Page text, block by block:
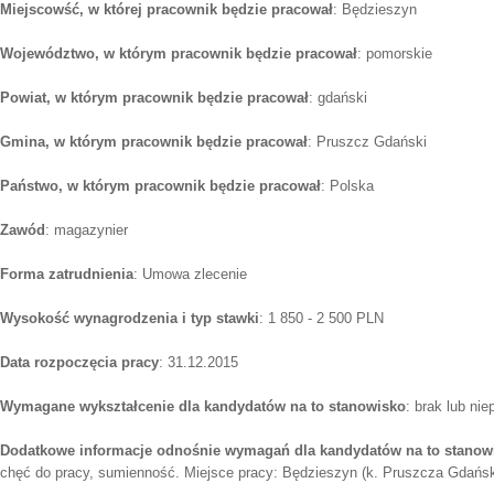
Miejscowść, w której pracownik będzie pracował: Będzieszyn
Województwo, w którym pracownik będzie pracował: pomorskie
Powiat, w którym pracownik będzie pracował: gdański
Gmina, w którym pracownik będzie pracował: Pruszcz Gdański
Państwo, w którym pracownik będzie pracował: Polska
Zawód : magazynier
Forma zatrudnienia: Umowa zlecenie
Wysokość wynagrodzenia i typ stawki: 1 850 - 2 500 PLN
Data rozpoczęcia pracy: 31.12.2015
Wymagane wykształcenie dla kandydatów na to stanowisko: brak lub
Dodatkowe informacje odnośnie wymagań dla kandydatów na to
chęć do pracy, sumienność. Miejsce pracy: Będzieszyn (k. Pruszcza